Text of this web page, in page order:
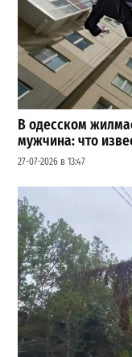
В одесском
мужчина: что
27-07-2026 в 13:47